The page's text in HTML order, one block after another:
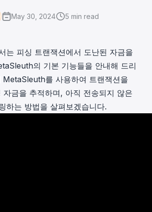
May 30, 2024 5 min read
는 피싱 트랜잭션에서 도난된 자금을
의 기본 기능들을 안내해 드리
MetaSleuth를 사용하여 트랜잭션을
자금을 추적하며, 아직 전송되지 않은
하는 방법을 살펴보겠습니다.